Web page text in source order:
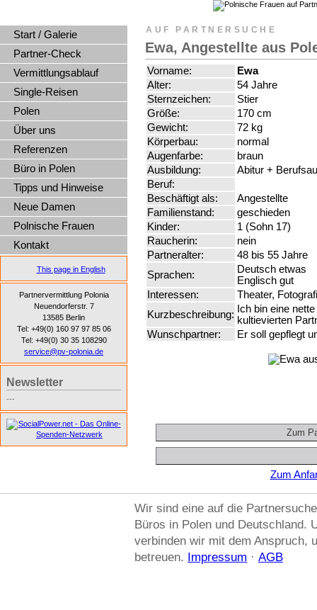
AUF PARTNERSUCHE
Ewa, Angestellte aus
Vorname:
Ewa
Alter:
54 Jahre
Sternzeichen:
Stier
Größe:
170 cm
Gewicht:
72 kg
Körperbau:
normal
Augenfarbe:
braun
Ausbildung:
Abitur +
Beruf:
Beschäftigt als:
Angestellte
Familienstand:
geschieden
Kinder:
1 (Sohn 17)
Raucherin:
nein
Partneralter:
48 bis 55 Jahre
Sprachen:
Deutsch etwas
Englisch gut
Interessen:
Theater,
Kurzbeschreibung: Ich bin eine
kultievierten
Wunschpartner:
Er soll gepflegt
Zum
Start / Galerie
Partner-Check
Vermittlungsablauf
Single-Reisen
Polen
Über uns
Referenzen
Büro in Polen
Tipps und Hinweise
Neue Damen
Polnische Frauen
Kontakt
This page in English
Partnervermittlung Polonia
Neuendorferstr. 7
13585 Berlin
Tel: +49(0) 160 97 97 85 06
Tel: +49(0) 30 35 108290
service@pv-polonia.de
Newsletter
---
Wir sind eine auf die
Büros in Polen und Deutschland.
verbinden wir mit dem Anspruch,
betreuen. Impressum · AGB